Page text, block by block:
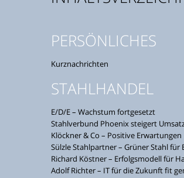
PERSÖNLICHES
Kurznachrichten
STAHLHANDEL
E/D/E – Wachstum fortgesetzt
Stahlverbund Phoenix steigert
Klöckner & Co – Positive Erwartungen
Sülzle Stahlpartner – Grüner Stahl für
Richard Köstner – Erfolgsmodell für
Adolf Richter – IT für die Zukunft fit